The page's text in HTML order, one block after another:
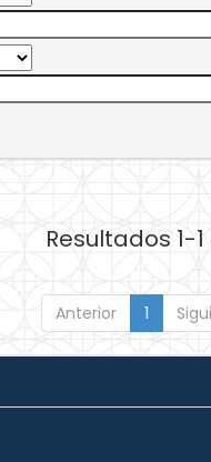
Resultados 1-1
Anterior 1